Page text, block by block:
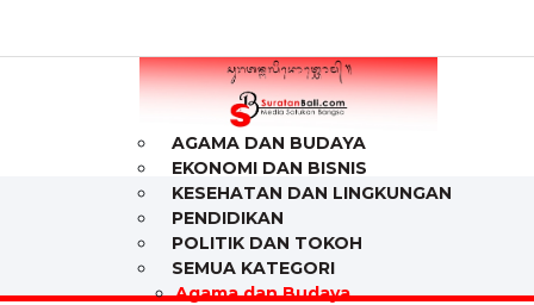
AGAMA DAN BUDAYA
EKONOMI DAN BISNIS
KESEHATAN DAN LINGKUNGAN
PENDIDIKAN
POLITIK DAN TOKOH
SEMUA KATEGORI
Agama dan Budaya